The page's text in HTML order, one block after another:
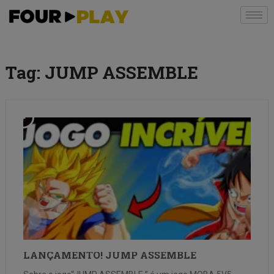
Tag: JUMP ASSEMBLE
LANÇAMENTO! JUMP ASSEMBLE